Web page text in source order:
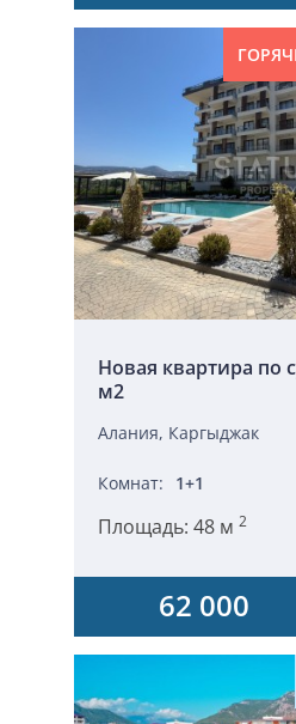
Новая квартира по
м2
Алания, Каргыджак
Комнат: 1+1
Площадь: 48 м 2
62 000